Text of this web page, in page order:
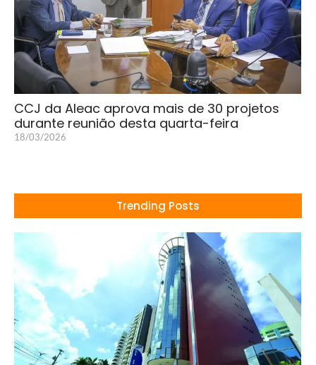
CCJ da Aleac aprova mais de 30 projetos
durante reunião desta quarta-feira
18/03/2026
Trending Posts